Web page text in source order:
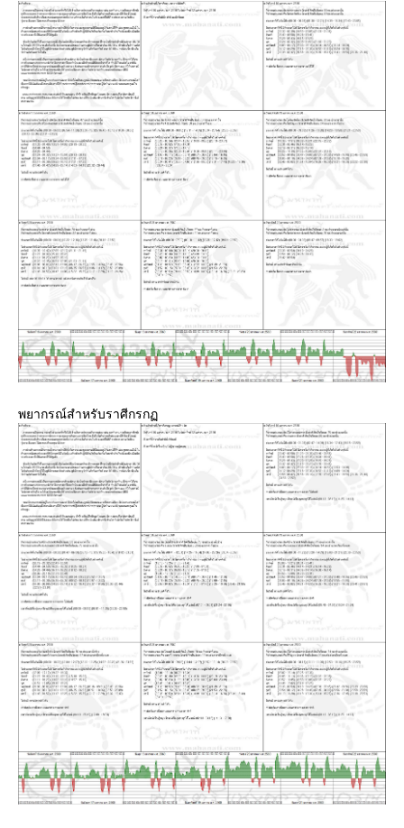
พยากรณ์สำหรับราศีกรก